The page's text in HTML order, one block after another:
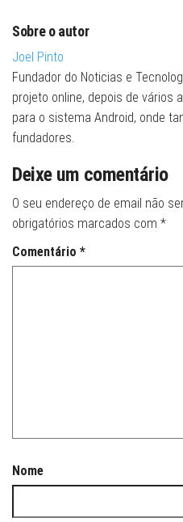
Sobre o autor
Joel Pinto
Fundador do Noticias e
projeto online, depois de vários
para o sistema Android, onde
fundadores.
Deixe um comentário
O seu endereço de email não
obrigatórios marcados com *
Comentário *
Nome